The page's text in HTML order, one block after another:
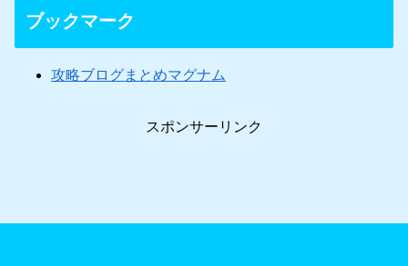
ブックマーク
攻略ブログまとめマグナム
スポンサーリンク